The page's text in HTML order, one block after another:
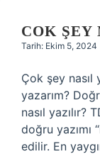
COK
Tarih: Ekim 5, 2024
Çok şey nasıl
yazarım?
nasıl yazılır?
doğru yazımı
edilir. En